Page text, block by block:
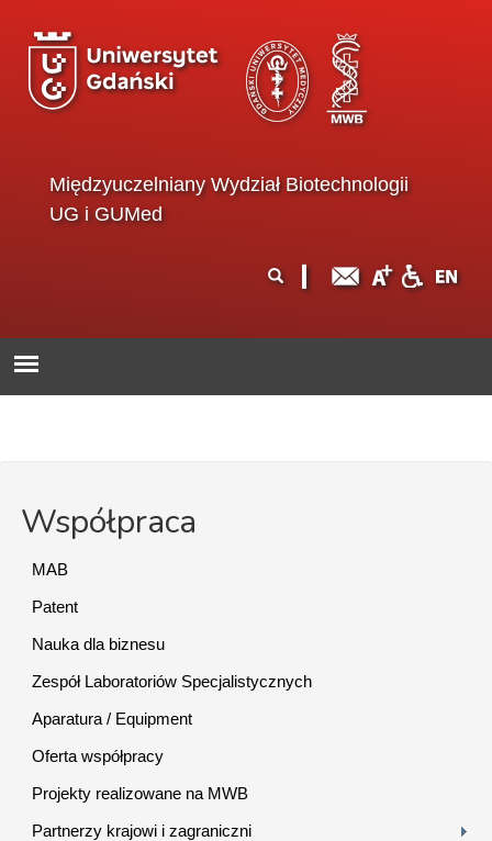
Międzyuczelniany Wydział Biotechnologii
UG i GUMed
wyszukiwania
Współpraca
MAB
Patent
Nauka dla biznesu
Zespół Laboratoriów Specjalistycznych
Aparatura / Equipment
Oferta współpracy
Projekty realizowane na MWB
Partnerzy krajowi i zagraniczni